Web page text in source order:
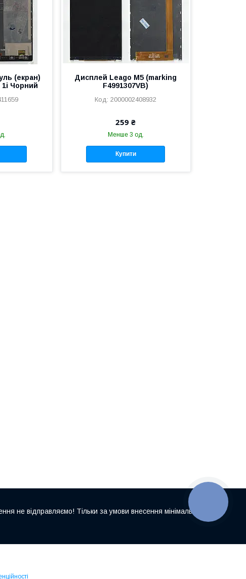
(екран)
1i Чорний
Дисплей Leago M5 (marking
F4991307VB)
2000002408932
259 ₴
Менше 3 од.
Купити
не відправляємо! Тільки за умови внесення мінімальної